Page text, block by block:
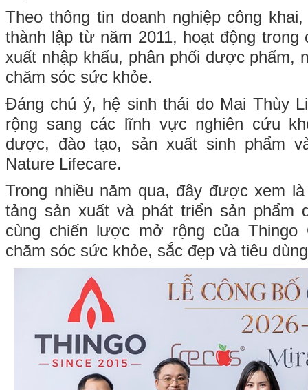
Theo thông tin doanh nghiệp công
thành lập từ năm 2011, hoạt động
xuất nhập khẩu, phân phối dược phẩm,
chăm sóc sức khỏe.
Đáng chú ý, hệ sinh thái do Mai Thùy
rộng sang các lĩnh vực nghiên cứu
dược, đào tạo, sản xuất sinh phẩm
Nature Lifecare.
Trong nhiều năm qua, đây được xem
tảng sản xuất và phát triển sản phẩm
cùng chiến lược mở rộng của Thingo
chăm sóc sức khỏe, sắc đẹp và tiêu